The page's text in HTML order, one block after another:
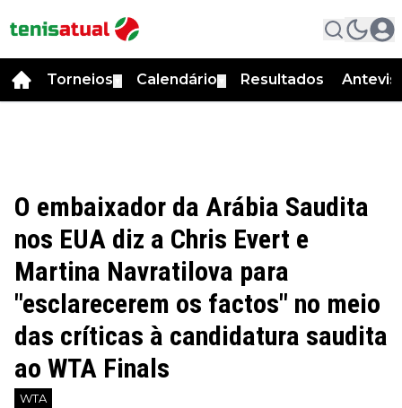
Torneios Calendário Resultados
O embaixador da Arábia Saudita
nos EUA diz a Chris Evert e
Martina Navratilova para
"esclarecerem os factos" no meio
das críticas à candidatura saudita
ao WTA Finals
WTA